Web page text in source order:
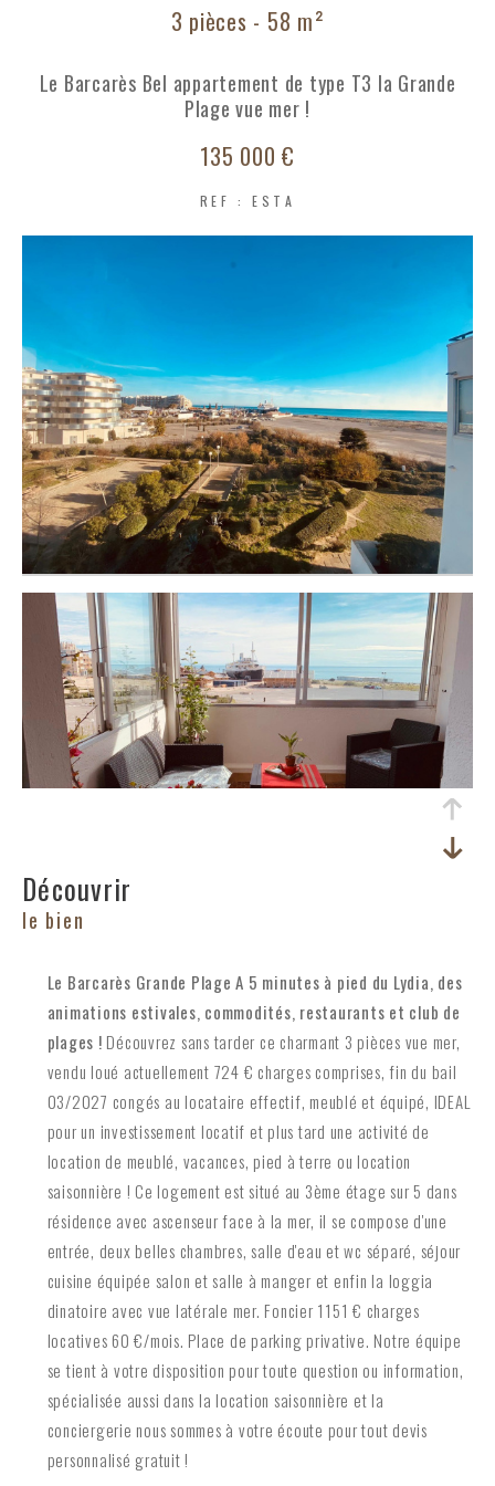
3 pièces - 58 m²
Le Barcarès Bel appartement de type T3 la Grande
Plage vue mer !
135 000 €
REF : ESTA
découvrir
le bien
Le Barcarès Grande Plage A 5 minutes à pied du Lydia, des
animations estivales, commodités, restaurants et club de
plages ! Découvrez sans tarder ce charmant 3 pièces vue mer,
vendu loué actuellement 724 € charges comprises, fin du bail
03/2027 congés au locataire effectif, meublé et équipé, IDEAL
pour un investissement locatif et plus tard une activité de
location de meublé, vacances, pied à terre ou location
saisonnière ! Ce logement est situé au 3ème étage sur 5 dans
résidence avec ascenseur face à la mer, il se compose d'une
entrée, deux belles chambres, salle d'eau et wc séparé, séjour
cuisine équipée salon et salle à manger et enfin la loggia
dinatoire avec vue latérale mer. Foncier 1151 € charges
locatives 60 €/mois. Place de parking privative. Notre équipe
se tient à votre disposition pour toute question ou information,
spécialisée aussi dans la location saisonnière et la
conciergerie nous sommes à votre écoute pour tout devis
personnalisé gratuit !
NOUVEAUTÉS
RECHERCHER